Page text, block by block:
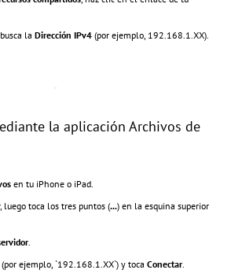
la Dirección IPv4 (por ejemplo, 192.168.1.XX).
la aplicación Archivos de
en tu iPhone o iPad.
luego toca los tres puntos (...) en la esquina superior
.
ejemplo, `192.168.1.XX`) y toca Conectar.